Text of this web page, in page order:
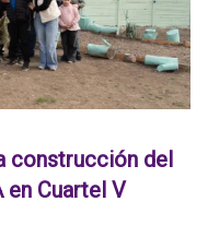
construcción del
en Cuartel V